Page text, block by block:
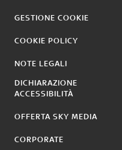
GESTIONE COOKIE
COOKIE POLICY
NOTE LEGALI
DICHIARAZIONE
ACCESSIBILITÀ
OFFERTA SKY MEDIA
CORPORATE